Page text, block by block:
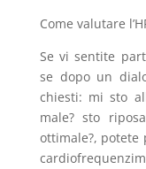
Come valutare
Se vi sentite
se dopo un
chiesti: mi sto
male? sto
ottimale?, potete